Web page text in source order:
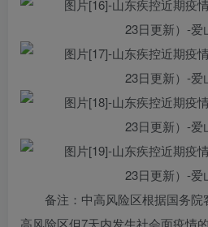
备注：中高风险区根据国务
高风险区但7天内发生社会面疫情